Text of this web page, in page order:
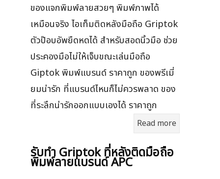
ของแจกพิมพ์ลายสวยๆ พิมพ์ภาพได้
เหมือนจริง ไอเท็มติดหลังมือถือ Griptok
ตัวป๊อบอัพยืดหดได้ สำหรับสอดนิ้วมือ ช่วย
ประคองมือไม่ให้เจ็บขณะเล่นมือถือ
Giptok พิมพ์แบรนด์ ราคาถูก ของพรีเมี่
ยมน่ารัก ที่แบรนด์ไหนก็ไม่ควรพลาด ของ
ที่ระลึกน่ารักออกแบบเองได้ ราคาถูก
Read more
รับทำ Griptok ที่หลังติดมือถือ
พิมพ์ลายแบรนด์ APC